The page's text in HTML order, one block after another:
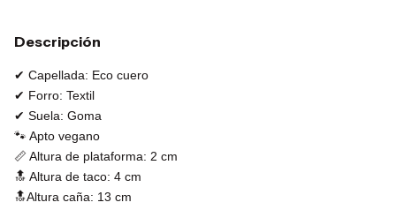
Descripción
✔ Capellada: Eco cuero
✔ Forro: Textil
✔ Suela: Goma
🐾 Apto vegano
📏 Altura de plataforma: 2 cm
🔝 Altura de taco: 4 cm
🔝Altura caña: 13 cm